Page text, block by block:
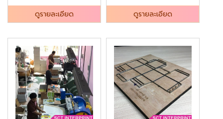
ดูรายละเอียด ดูรายละเอียด